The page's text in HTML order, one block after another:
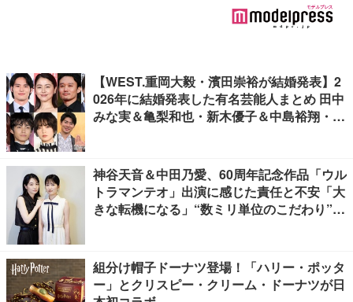
【WEST.重岡大毅・濱田崇裕が結婚発表】2
026年に結婚発表した有名芸能人まとめ 田中
みな実＆亀梨和也・新木優子＆中島裕翔・川
神谷天音＆中田乃愛、60周年記念作品「ウル
トラマンテオ」出演に感じた責任と不安「大
きな転機になる」“数ミリ単位のこだわり”特
組分け帽子ドーナツ登場！「ハリー・ポッタ
ー」とクリスピー・クリーム・ドーナツが日